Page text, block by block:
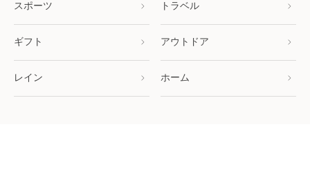
スポーツ トラベル
ギフト アウトドア
レイン ホーム